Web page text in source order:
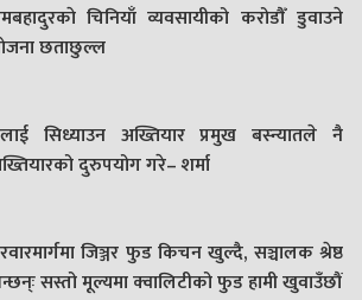
चिनियाँ व्यवसायीको करोडौँ डुवाउने
छताछुल्ल
सिध्याउन अख्तियार प्रमुख बस्न्यातले नै
दुरुपयोग गरे– शर्मा
जिञ्जर फुड किचन खुल्दै, सञ्चालक श्रेष्ठ
सस्तो मूल्यमा क्वालिटीको फुड हामी खुवाउँछौं